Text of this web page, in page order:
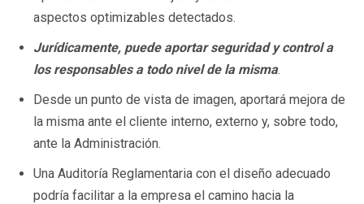
aspectos optimizables detectados.
Jurídicamente, puede aportar seguridad y control a
los responsables a todo nivel de la misma.
Desde un punto de vista de imagen, aportará mejora de
la misma ante el cliente interno, externo y, sobre todo,
ante la Administración.
Una Auditoría Reglamentaria con el diseño adecuado
podría facilitar a la empresa el camino hacia la